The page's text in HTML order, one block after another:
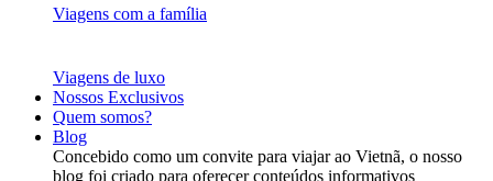
Viagens com a família
Viagens de luxo
Nossos Exclusivos
Quem somos?
Blog
Concebido como um convite para viajar ao Vietnã, o nosso
blog foi criado para oferecer conteúdos informativos